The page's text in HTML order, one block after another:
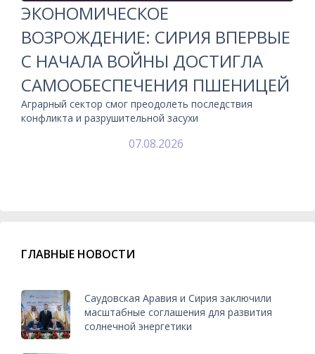
ЭКОНОМИЧЕСКОЕ
ВОЗРОЖДЕНИЕ: СИРИЯ ВПЕРВЫЕ
С НАЧАЛА ВОЙНЫ ДОСТИГЛА
САМООБЕСПЕЧЕНИЯ ПШЕНИЦЕЙ
Аграрный сектор смог преодолеть последствия
конфликта и разрушительной засухи
07.08.2026
ГЛАВНЫЕ НОВОСТИ
Саудовская Аравия и Сирия заключили
масштабные соглашения для развития
солнечной энергетики